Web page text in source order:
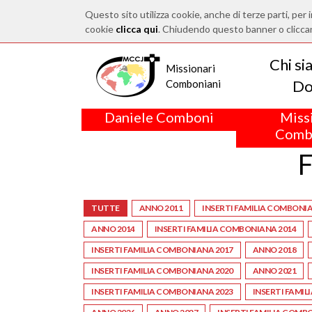
Questo sito utilizza cookie, anche di terze parti, per
cookie clicca qui. Chiudendo questo banner o
Missionari
Comboniani
Chi
Daniele Comboni
TUTTE ANNO 2011 INSERTI FAMILIA
ANNO 2014
INSERTI FAMILIA COMBONIANA 2014
INSERTI FAMILIA COMBONIANA 2017
ANNO 2018
INSERTI FAMILIA COMBONIANA 2020
ANNO 2021
INSERTI FAMILIA COMBONIANA 2023
INSERTI